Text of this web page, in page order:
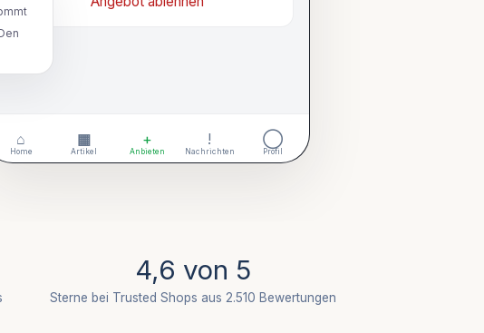
⌂
Home
▦
Artikel
+
Anbieten
!
Nachrichten
◯
Profil
4,6 von 5
Sterne bei Trusted Shops aus 2.510 Bewertungen